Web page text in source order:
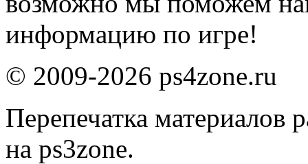
информацию по игре!
© 2009-2026 ps4zone.ru
Перепечатка материалов
на ps3zone.